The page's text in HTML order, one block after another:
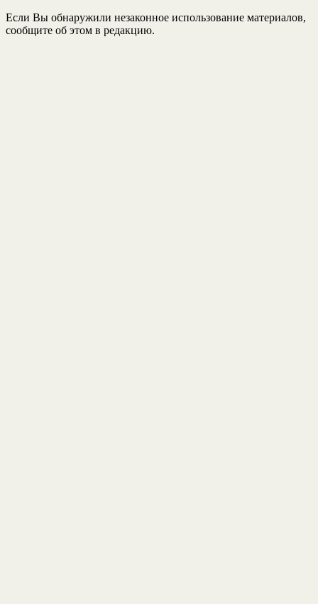
Если Вы обнаружили незаконное использование материалов,
сообщите об этом в редакцию.